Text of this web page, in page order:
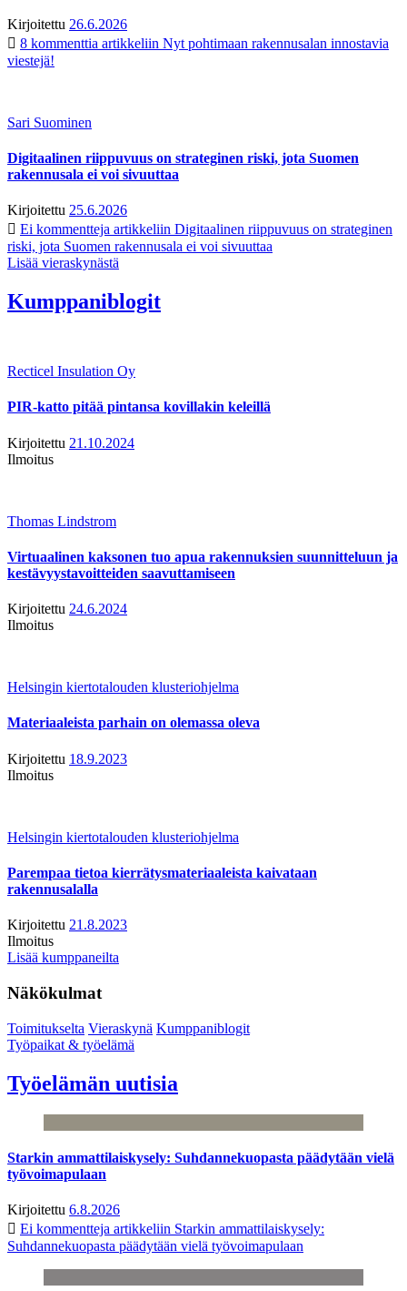
Kirjoitettu 26.6.2026
8 kommenttia artikkeliin Nyt pohtimaan rakennusalan innostavia
viestejä!
Sari Suominen
Digitaalinen riippuvuus on strateginen riski, jota Suomen
rakennusala ei voi sivuuttaa
Kirjoitettu 25.6.2026
Ei kommentteja artikkeliin Digitaalinen riippuvuus on strateginen
riski, jota Suomen rakennusala ei voi sivuuttaa
Lisää vieraskynästä
Kumppaniblogit
Recticel Insulation Oy
PIR-katto pitää pintansa kovillakin keleillä
Kirjoitettu 21.10.2024
Ilmoitus
Thomas Lindstrom
Virtuaalinen kaksonen tuo apua rakennuksien suunnitteluun ja
kestävyystavoitteiden saavuttamiseen
Kirjoitettu 24.6.2024
Ilmoitus
Helsingin kiertotalouden klusteriohjelma
Materiaaleista parhain on olemassa oleva
Kirjoitettu 18.9.2023
Ilmoitus
Helsingin kiertotalouden klusteriohjelma
Parempaa tietoa kierrätysmateriaaleista kaivataan
rakennusalalla
Kirjoitettu 21.8.2023
Ilmoitus
Lisää kumppaneilta
Näkökulmat
Toimitukselta Vieraskynä Kumppaniblogit
Työpaikat & työelämä
Työelämän uutisia
Starkin ammattilaiskysely: Suhdannekuopasta päädytään vielä
työvoimapulaan
Kirjoitettu 6.8.2026
Ei kommentteja artikkeliin Starkin ammattilaiskysely:
Suhdannekuopasta päädytään vielä työvoimapulaan